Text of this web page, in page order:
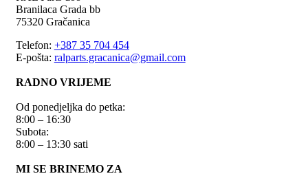
Branilaca Grada bb
75320 Gračanica
Telefon: +387 35 704 454
E-pošta: ralparts.gracanica@gmail.com
RADNO VRIJEME
Od ponedjeljka do petka:
8:00 – 16:30
Subota:
8:00 – 13:30 sati
MI SE BRINEMO ZA